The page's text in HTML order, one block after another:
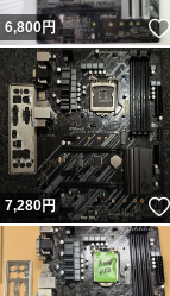
6,800円
7,280円